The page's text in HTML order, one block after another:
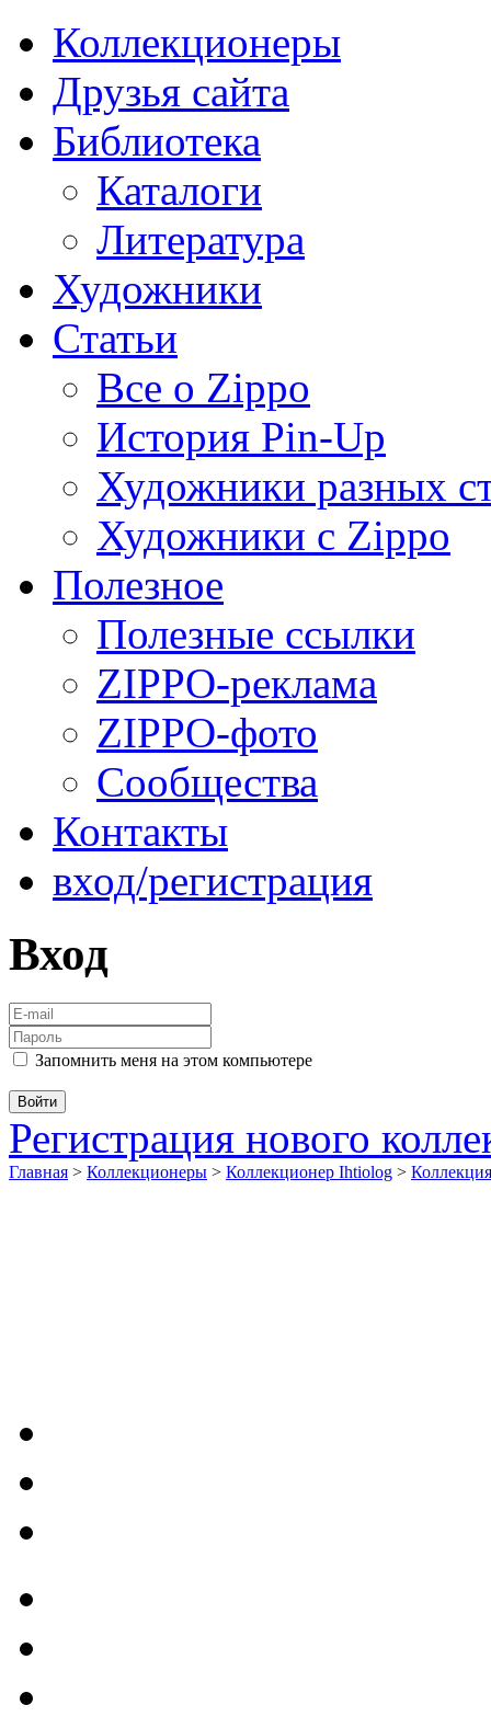
Коллекционеры
Друзья сайта
Библиотека
Каталоги
Литература
Художники
Статьи
Все о Zippo
История Pin-Up
Художники разных
Художники с Zippo
Полезное
Полезные ссылки
ZIPPO-реклама
ZIPPO-фото
Сообщества
Контакты
вход/регистрация
Вход
Запомнить меня на этом компьютере
Регистрация нового
Главная > Коллекционеры > Коллекционер Ihtiolog >